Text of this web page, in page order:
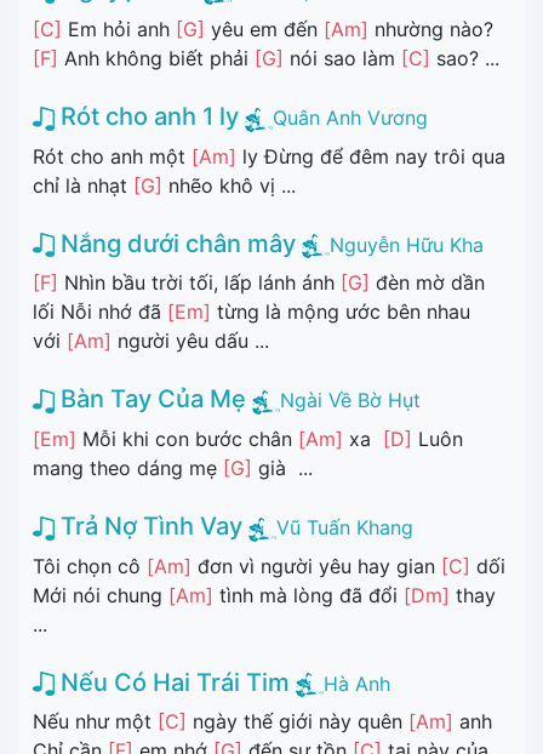
[C] Em hỏi anh [G] yêu em đến [Am] nhường nào?
[F] Anh không biết phải [G] nói sao làm [C] sao? ...
Rót cho anh 1 ly
Quân Anh Vương
Rót cho anh một [Am] ly Đừng để đêm nay trôi qua
chỉ là nhạt [G] nhẽo khô vị ...
Nắng dưới chân mây
Nguyễn Hữu Kha
[F] Nhìn bầu trời tối, lấp lánh ánh [G] đèn mờ dần
lối Nỗi nhớ đã [Em] từng là mộng ước bên nhau
với [Am] người yêu dấu ...
Bàn Tay Của Mẹ
Ngài Về Bờ Hụt
[Em] Mỗi khi con bước chân [Am] xa [D] Luôn
mang theo dáng mẹ [G] già ...
Trả Nợ Tình Vay
Vũ Tuấn Khang
Tôi chọn cô [Am] đơn vì người yêu hay gian [C] dối
Mới nói chung [Am] tình mà lòng đã đổi [Dm] thay
...
Nếu Có Hai Trái Tim
Hà Anh
Nếu như một [C] ngày thế giới này quên [Am] anh